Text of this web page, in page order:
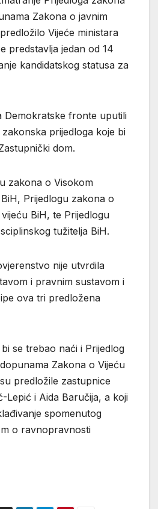
Zakona o javnim
Vijeće ministara
predstavlja jedan od 14
kandidatskog statusa za
Demokratske fronte uputili
prijedloga koje bi
dom.
zakona o Visokom
Prijedlogu zakona o
BiH, te Prijedlogu
tužitelja BiH.
nije utvrdila
i pravnim sustavom i
ova tri predložena
se trebao naći i Prijedlog
Zakona o Vijeću
predložile zastupnice
Lepić i Aida Baručija, a koji
spomenutog
o ravnopravnosti